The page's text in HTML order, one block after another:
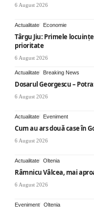
6 August 2026
Actualitate Economie
Târgu Jiu: Primele
prioritate
6 August 2026
Actualitate Breaking News
Dosarul Georgescu –
6 August 2026
Actualitate Eveniment
Cum au ars două case în
6 August 2026
Actualitate Oltenia
Râmnicu Vâlcea, mai
6 August 2026
Eveniment Oltenia